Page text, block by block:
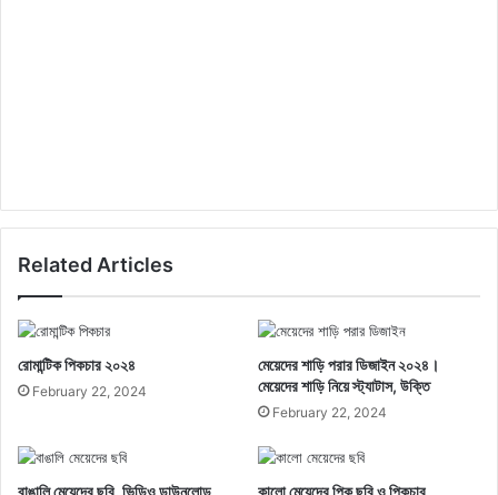
Related Articles
রোমান্টিক পিকচার ২০২৪
February 22, 2024
মেয়েদের শাড়ি পরার ডিজাইন ২০২৪।
মেয়েদের শাড়ি নিয়ে স্ট্যাটাস, উক্তি
February 22, 2024
বাঙালি মেয়েদের ছবি, ভিডিও ডাউনলোড
কালো মেয়েদের পিক ছবি ও পিকচার